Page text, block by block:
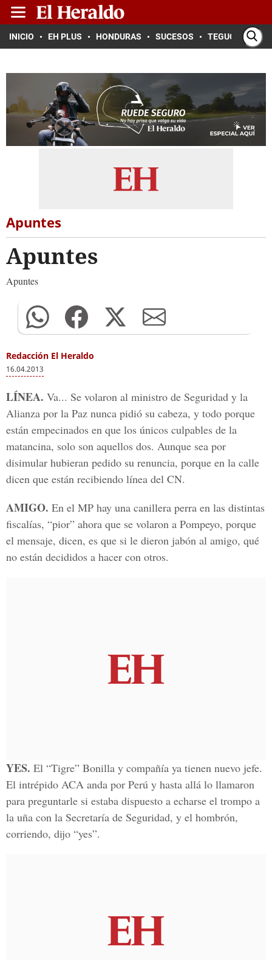
INICIO EH PLUS HONDURAS SUCESOS TEGUCIGALPA
Apuntes
Apuntes
Apuntes
Redacción El Heraldo
16.04.2013
LÍNEA. Va... Se volaron al ministro de Seguridad y la
Alianza por la Paz nunca pidió su cabeza, y todo porque
están empecinados en que los únicos culpables de la
matancina, solo son aquellos dos. Aunque sea por
disimular hubieran pedido su renuncia, porque en la calle
dicen que están recibiendo línea del CN.
AMIGO. En el MP hay una canillera perra en las distintas
fiscalías, “pior” ahora que se volaron a Pompeyo, porque
el mensaje, dicen, es que si le dieron jabón al amigo, qué
no están decididos a hacer con otros.
YES. El “Tigre” Bonilla y compañía ya tienen nuevo jefe.
El intrépido ACA anda por Perú y hasta allá lo llamaron
para preguntarle si estaba dispuesto a echarse el trompo a
la uña con la Secretaría de Seguridad, y el hombrón,
corriendo, dijo “yes”.